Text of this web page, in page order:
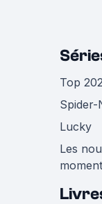
Top
Spider-
Lucky
Les
moment